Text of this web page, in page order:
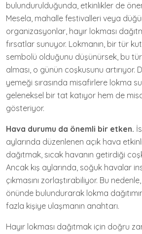
bulundurulduğunda, etkinlikler de
Mesela, mahalle festivalleri veya
organizasyonlar, hayır lokması
fırsatlar sunuyor. Lokmanın, bir tür
sembolü olduğunu düşünürsek, bu
alması, o günün coşkusunu artırıyor.
yemeği sırasında misafirlere lokma
geleneksel bir tat katıyor hem de
gösteriyor.
Hava durumu da önemli bir etken.
aylarında düzenlenen açık hava
dağıtmak, sıcak havanın getirdiği
Ancak kış aylarında, soğuk havalar
çıkmasını zorlaştırabiliyor. Bu
önünde bulundurarak lokma
fazla kişiye ulaşmanın anahtarı.
Hayır lokması dağıtmak için doğru